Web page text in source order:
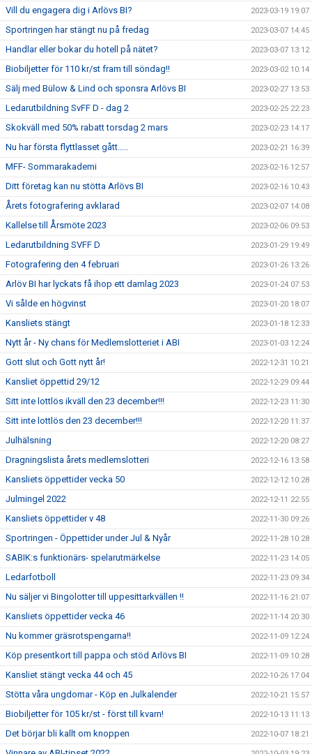
Vill du engagera dig i Arlövs BI? 2023-03-19 19:07
Sportringen har stängt nu på fredag 2023-03-07 14:45
Handlar eller bokar du hotell på nätet? 2023-03-07 13:12
Biobiljetter för 110 kr/st fram till söndag!! 2023-03-02 10:14
Sälj med Bülow & Lind och sponsra Arlövs BI 2023-02-27 13:53
Ledarutbildning SvFF D - dag 2 2023-02-25 22:23
Skokväll med 50% rabatt torsdag 2 mars 2023-02-23 14:17
Nu har första flyttlasset gått..... 2023-02-21 16:39
MFF- Sommarakademi 2023-02-16 12:57
Ditt företag kan nu stötta Arlövs BI 2023-02-16 10:43
Årets fotografering avklarad 2023-02-07 14:08
Kallelse till Årsmöte 2023 2023-02-06 09:53
Ledarutbildning SVFF D 2023-01-29 19:49
Fotografering den 4 februari 2023-01-26 13:26
Arlöv BI har lyckats få ihop ett damlag 2023 2023-01-24 07:53
Vi sålde en högvinst 2023-01-20 18:07
Kansliets stängt 2023-01-18 12:33
Nytt år - Ny chans för Medlemslotteriet i ABI 2023-01-03 12:24
Gott slut och Gott nytt år! 2022-12-31 10:21
Kansliet öppettid 29/12 2022-12-29 09:44
Sitt inte lottlös ikväll den 23 december!!! 2022-12-23 11:30
Sitt inte lottlös den 23 december!!! 2022-12-20 11:37
Julhälsning 2022-12-20 08:27
Dragningslista årets medlemslotteri 2022-12-16 13:58
Kansliets öppettider vecka 50 2022-12-12 10:28
Julmingel 2022 2022-12-11 22:55
Kansliets öppettider v 48 2022-11-30 09:26
Sportringen - Öppettider under Jul & Nyår 2022-11-28 10:28
SABIK:s funktionärs- spelarutmärkelse 2022-11-23 14:05
Ledarfotboll 2022-11-23 09:34
Nu säljer vi Bingolotter till uppesittarkvällen !! 2022-11-16 21:07
Kansliets öppettider vecka 46 2022-11-14 20:30
Nu kommer gräsrotspengarna!! 2022-11-09 12:24
Köp presentkort till pappa och stöd Arlövs BI 2022-11-09 10:28
Kansliet stängt vecka 44 och 45 2022-10-26 17:04
Stötta våra ungdomar - Köp en Julkalender 2022-10-21 15:57
Biobiljetter för 105 kr/st - först till kvarn! 2022-10-13 11:13
Det börjar bli kallt om knoppen 2022-10-07 18:21